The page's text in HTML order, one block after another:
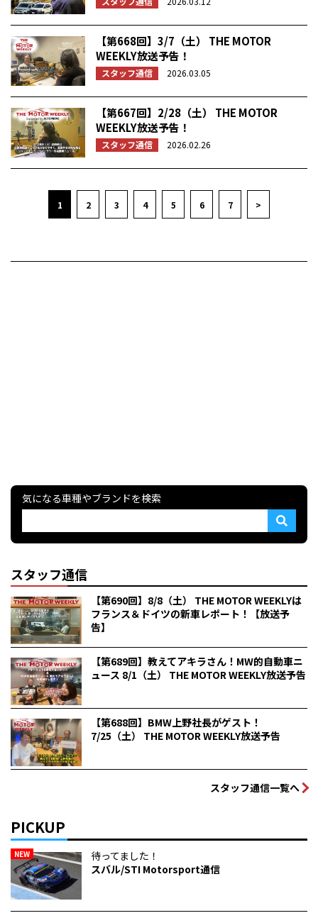
【第668回】3/7（土） THE MOTOR
WEEKLY放送予告！
スタッフ通信 2026.03.05
【第667回】2/28（土） THE MOTOR
WEEKLY放送予告！
スタッフ通信 2026.02.26
1 2 3 4 5 6 7 >
気になる車種やブランドを検索
スタッフ通信
【第690回】8/8（土） THE MOTOR WEEKLYは
フランス＆ドイツの新車レポート！【放送予
告】
【第689回】教えてアキラさん！MW的自動車ニ
ュース 8/1（土） THE MOTOR WEEKLY放送予告
【第688回】BMW上野社長がゲスト！
7/25（土） THE MOTOR WEEKLY放送予告
スタッフ通信一覧へ
PICKUP
NEW
待ってました！
スバル/STI Motorsport通信